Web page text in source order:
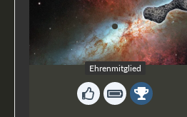
spacebones
Ehrenmitglied